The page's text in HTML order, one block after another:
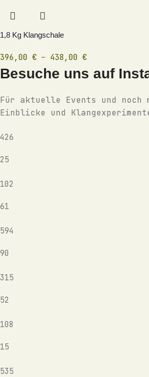
1,8 Kg Klangschale
396,00 € – 438,00 €
Besuche uns auf
Für aktuelle Events und noch
Einblicke und
426
25
102
61
594
90
315
52
108
15
535